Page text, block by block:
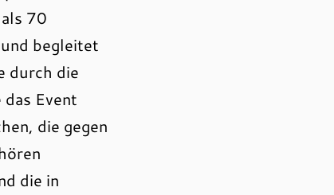
70
begleitet
durch die
Event
die gegen
die in